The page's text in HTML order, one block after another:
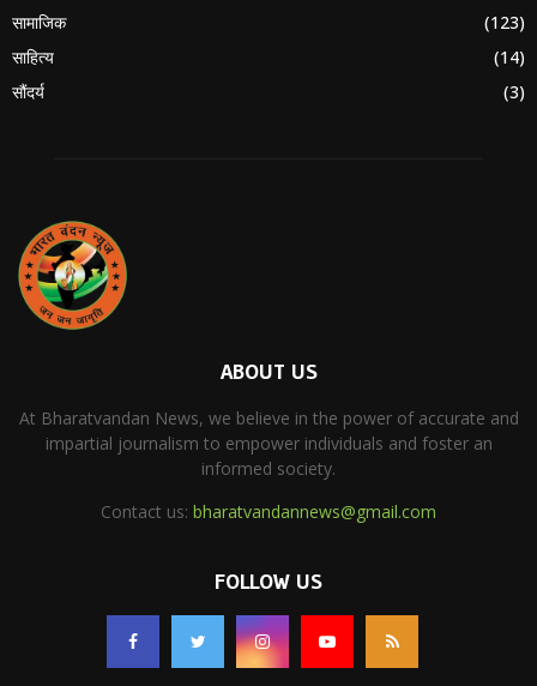
सामाजिक
(123)
साहित्य
(14)
सौंदर्य
(3)
ABOUT US
At Bharatvandan News, we believe in the power of accurate and
impartial journalism to empower individuals and foster an
informed society.
Contact us: bharatvandannews@gmail.com
FOLLOW US